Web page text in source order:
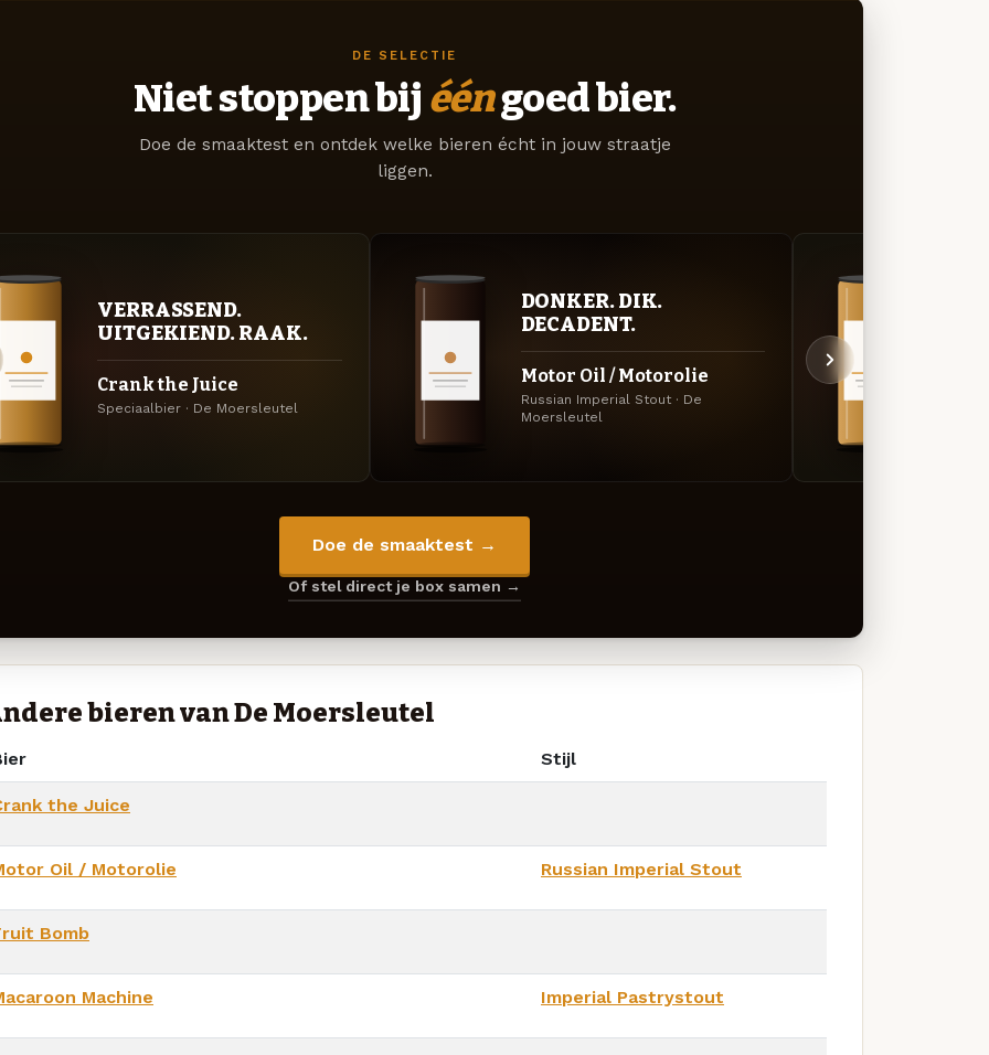
DE SELECTIE
Niet stoppen bij ééngoed bier.
Doe de smaaktest en ontdek welke bieren écht in jouw straatje
liggen.
VERRASSEND.
UITGEKIEND. RAAK.
Crank the Juice
Speciaalbier · De Moersleutel
DONKER. DIK.
DECADENT.
Motor Oil / Motorolie
Russian Imperial Stout · De
Moersleutel
Doe de smaaktest →
Of stel direct je box samen →
bieren van De Moersleutel
Stijl
the Juice
Oil / Motorolie Russian Imperial Stout
Bomb
Machine Imperial Pastrystout